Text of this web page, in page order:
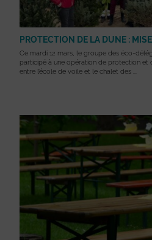
PROTECTION DE LA DUNE :
Ce mardi 12 mars, le groupe des éco-
participé à une opération de protection et
entre l’école de voile et le chalet des ...